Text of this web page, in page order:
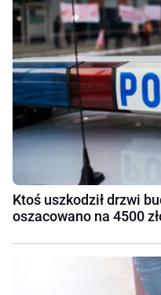
Ktoś uszkodził drzwi
oszacowano na 4500